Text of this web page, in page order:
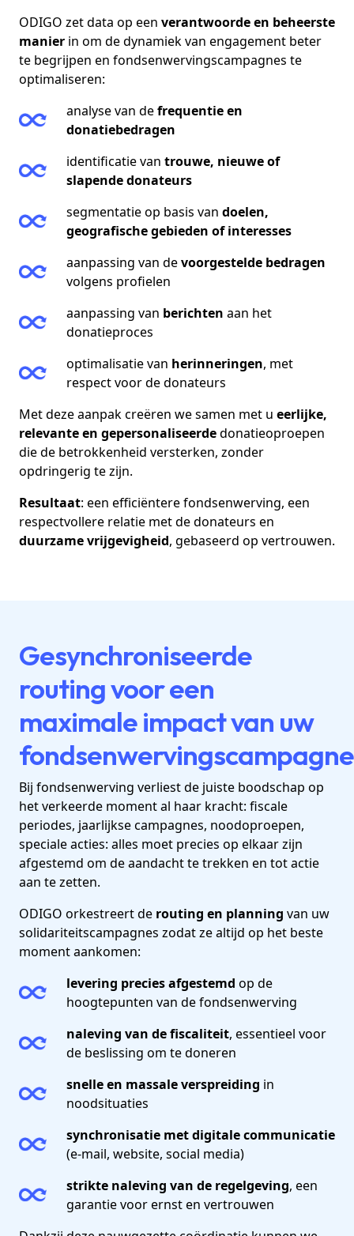
ODIGO zet data op een verantwoorde en beheerste
manier in om de dynamiek van engagement beter
te begrijpen en fondsenwervingscampagnes te
optimaliseren:
analyse van defrequentieen
donatiebedragen
identificatie van trouwe, nieuwe of
slapende donateurs
segmentatie op basis van doelen,
geografische gebieden of interesses
aanpassing van devoorgestelde bedragen
volgens profielen
aanpassing van berichten aan het
donatieproces
optimalisatie van herinneringen, met
respect voor de donateurs
Met deze aanpak creëren we samen met u eerlijke,
relevante en gepersonaliseerdedonatieoproepen
die de betrokkenheid versterken, zonder
opdringerig te zijn.
Resultaat: een efficiëntere fondsenwerving, een
respectvollere relatie met de donateurs en
duurzame vrijgevigheid, gebaseerd op vertrouwen.
Gesynchroniseerde
routing voor een
maximale impact van uw
Bij fondsenwerving verliest de juiste boodschap op
het verkeerde moment al haar kracht: fiscale
periodes, jaarlijkse campagnes, noodoproepen,
speciale acties: alles moet precies op elkaar zijn
afgestemd om de aandacht te trekken en tot actie
aan te zetten.
ODIGO orkestreert de routing en planning van uw
solidariteitscampagnes zodat ze altijd op het beste
moment aankomen:
levering precies afgestemd op de
hoogtepunten van de fondsenwerving
naleving van de fiscaliteit, essentieel voor
de beslissing om te doneren
snelle en massale verspreiding in
noodsituaties
synchronisatie met digitale communicatie
(e-mail, website, social media)
strikte naleving van de regelgeving, een
garantie voor ernst en vertrouwen